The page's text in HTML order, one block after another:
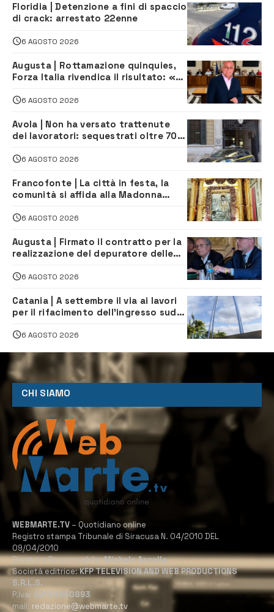
Floridia | Detenzione a fini di spaccio
di crack: arrestato 22enne
6 AGOSTO 2026
Augusta | Rottamazione quinquies,
Forza Italia rivendica il risultato: «La
6 AGOSTO 2026
Avola | Non ha versato trattenute
dei lavoratori: sequestrati oltre 700
climatizzazione
6 AGOSTO 2026
Francofonte | La città in festa, la
comunità si affida alla Madonna
6 AGOSTO 2026
Augusta | Firmato il contratto per la
realizzazione del depuratore delle
6 AGOSTO 2026
Catania | A settembre il via ai lavori
per il rifacimento dell’ingresso sud
6 AGOSTO 2026
CHI SIAMO
WEBMARTE.TV – Quotidiano online
Registro stampa Tribunale di Siracusa N. 04/2010 DEL
09/04/2010
Direttore Responsabile:Michele Accolla
Società editrice:KFP TELEVISION AND WEB PRODUCTIONS
S.R.L.S.
P.Iva: 02184950893
mail: redazione@webmarte.tv